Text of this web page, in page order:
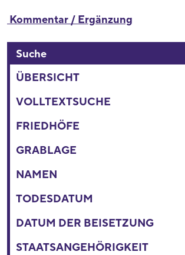
Kommentar / Ergänzung
Suche
ÜBERSICHT
VOLLTEXTSUCHE
FRIEDHÖFE
GRABLAGE
NAMEN
TODESDATUM
DATUM DER BEISETZUNG
STAATSANGEHÖRIGKEIT